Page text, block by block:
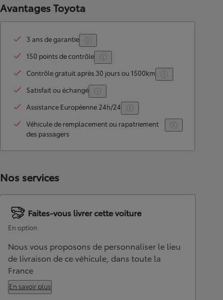
Avantages Toyota
3 ans de garantie
150 points de contrôle
Contrôle gratuit après 30 jours ou 1500km
Satisfait ou échangé
Assistance Européenne 24h/24
Véhicule de remplacement ou rapatriement
des passagers
Nos services
Faites-vous livrer cette voiture
En option
Nous vous proposons de personnaliser le lieu
de livraison de ce véhicule, dans toute la
France
En savoir plus